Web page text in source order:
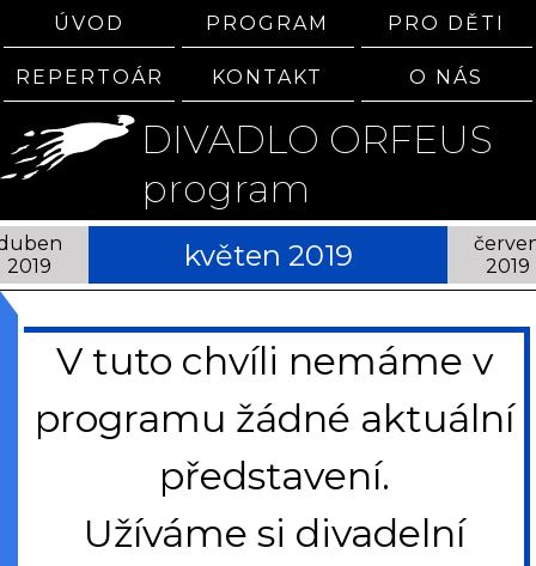
ÚVOD PROGRAM PRO DĚTI
REPERTOÁR KONTAKT O NÁS
DIVADLO ORFEUS
program
2019
květen 2019
2019
V tuto chvíli nemáme v
programu žádné aktuální
představení.
Užíváme si divadelní